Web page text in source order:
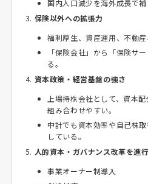
国内人口減少を海外成長で補
保険以外への拡張力
福利厚生、資産運用、不動産
「保険会社」から「保険サ
る。
資本政策・経営基盤の強さ
上場持株会社として、資本
組み合わせやすい。
中計でも資本効率や自己株
している。
人的資本・ガバナンス改革を進行
事業オーナー制導入